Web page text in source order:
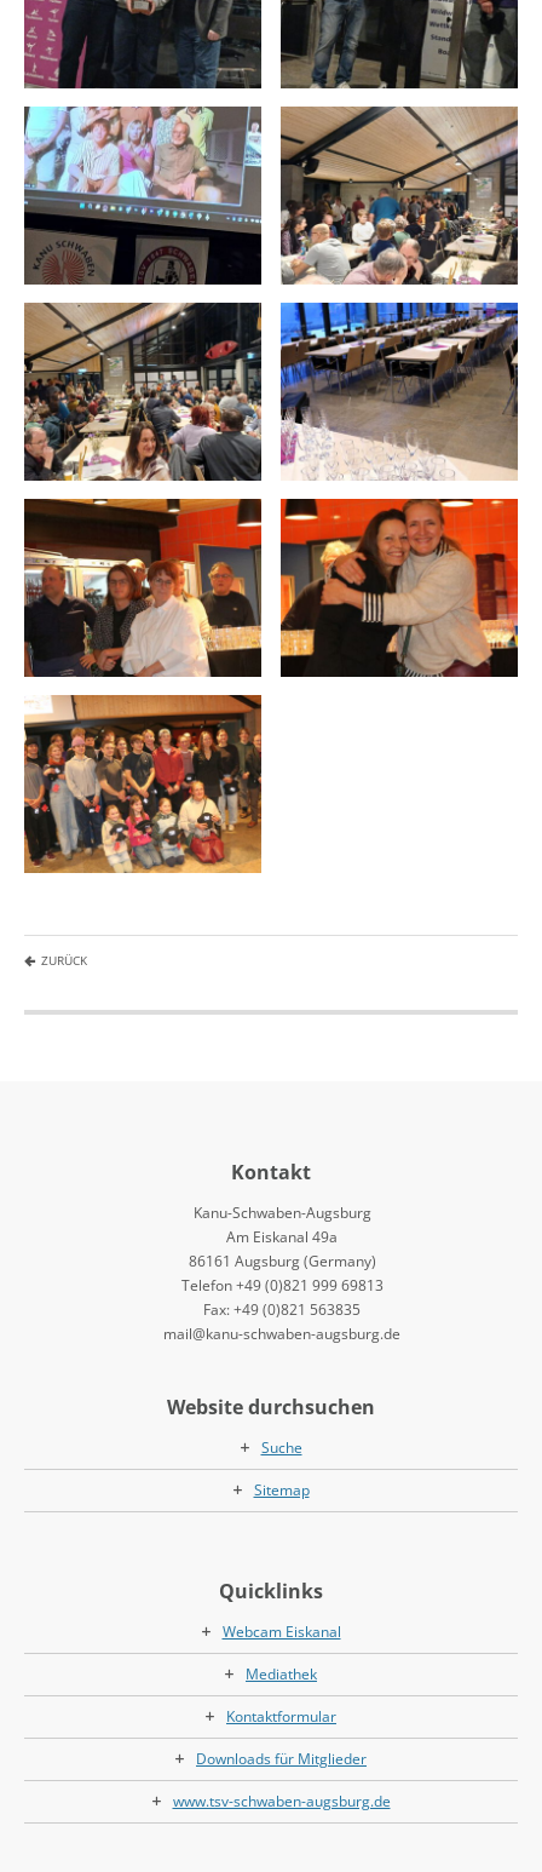
ZURÜCK
Kontakt
Kanu-Schwaben-Augsburg
Am Eiskanal 49a
86161 Augsburg (Germany)
Telefon +49 (0)821 999 69813
Fax: +49 (0)821 563835
mail@kanu-schwaben-augsburg.de
Website durchsuchen
Suche
Sitemap
Quicklinks
Webcam Eiskanal
Mediathek
Kontaktformular
Downloads für Mitglieder
www.tsv-schwaben-augsburg.de